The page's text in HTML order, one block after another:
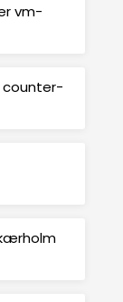
vm-
counter-